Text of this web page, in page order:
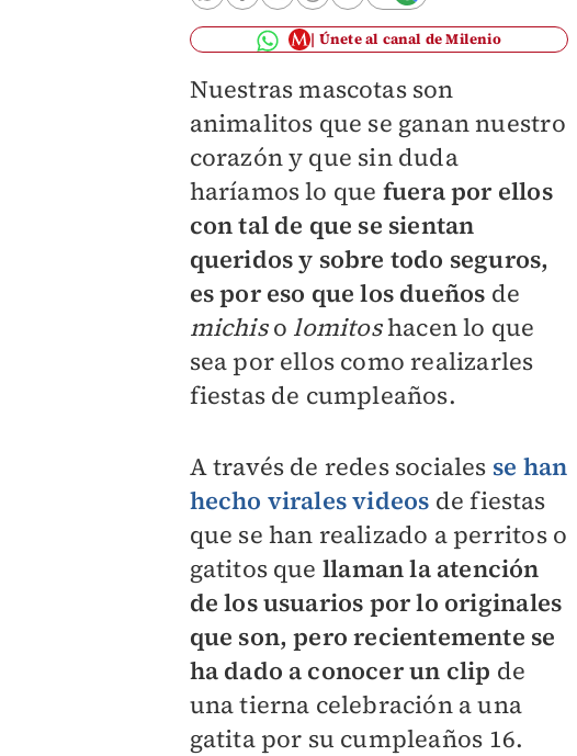
Únete al canal de Milenio
Nuestras mascotas son
animalitos que se ganan nuestro
corazón y que sin duda
haríamos lo que fuera por ellos
con tal de que se sientan
queridos y sobre todo seguros,
es por eso que los dueños de
michiso lomitoshacen lo que
sea por ellos como realizarles
fiestas de cumpleaños.
A través de redes sociales se han
hecho virales videos de fiestas
que se han realizado a perritos o
gatitos que llaman la atención
de los usuarios por lo originales
que son, pero recientemente se
ha dado a conocer un clip de
una tierna celebración a una
gatita por su cumpleaños 16.